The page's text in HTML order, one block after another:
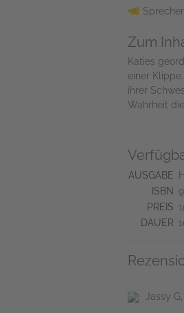
Zum
Katies
einer
ihrer
Wahrheit
AUSGABE
ISBN
PREIS
DAUER
Jassy